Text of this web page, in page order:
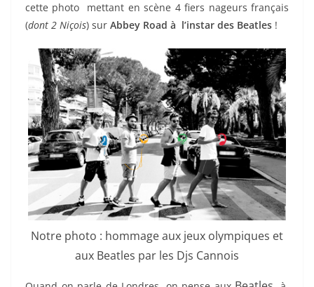
cette photo mettant en scène 4 fiers nageurs français
(dont 2 Niçois) sur Abbey Road à l’instar des Beatles !
Notre photo : hommage aux jeux olympiques et
aux Beatles par les Djs Cannois